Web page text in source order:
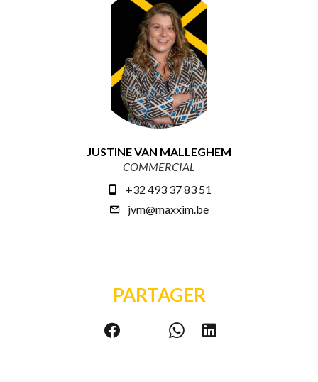
JUSTINE VAN MALLEGHEM
COMMERCIAL
+32 493 37 83 51
jvm@maxxim.be
PARTAGER